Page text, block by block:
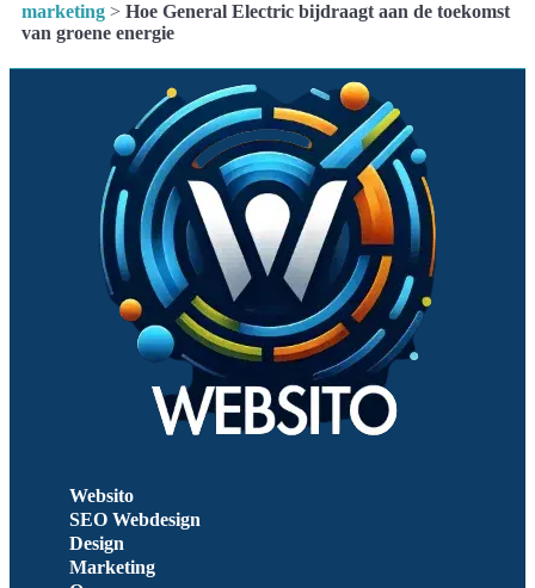
marketing > Hoe General Electric bijdraagt aan de toekomst
van groene energie
Websito
SEO Webdesign
Design
Marketing